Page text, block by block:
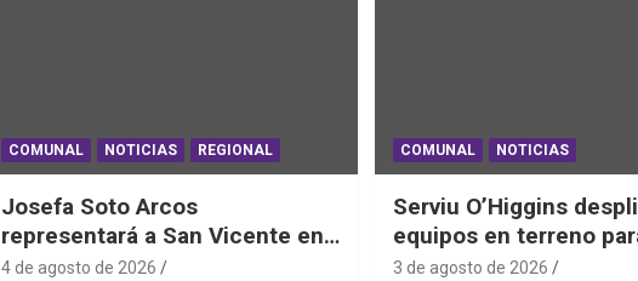
COMUNAL NOTICIAS REGIONAL
Josefa Soto Arcos
representará a San Vicente en
el Mundial Junior de
4 de agosto de 2026
COMUNAL NOTICIAS
Serviu O’Higgins
equipos en terreno
daños habitacionales
3 de agosto de 2026